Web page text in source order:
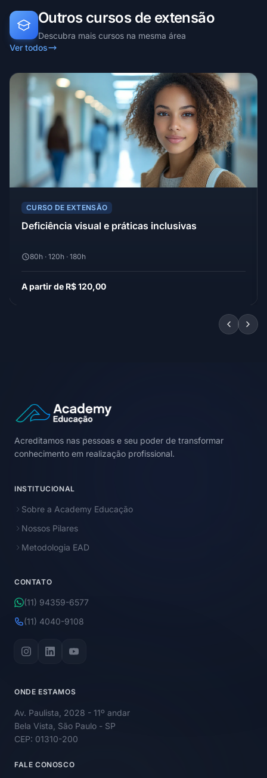
Outros cursos de extensão
Descubra mais cursos na mesma área
Ver todos
CURSO DE EXTENSÃO
Deficiência visual e práticas inclusivas
80h · 120h · 180h
A partir de R$ 120,00
Acreditamos nas pessoas e seu poder de transformar
conhecimento em realização profissional.
INSTITUCIONAL
Sobre a Academy Educação
Nossos Pilares
Metodologia EAD
CONTATO
(11) 94359-6577
(11) 4040-9108
ONDE ESTAMOS
Av. Paulista, 2028 - 11º andar
Bela Vista, São Paulo - SP
CEP: 01310-200
FALE CONOSCO